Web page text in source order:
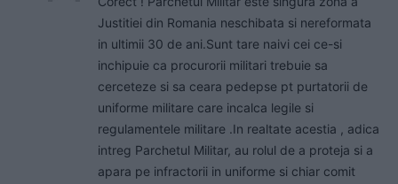
Justitiei din Romania neschibata si nereformata
in ultimii 30 de ani.Sunt tare naivi cei ce-si
inchipuie ca procurorii militari trebuie sa
cerceteze si sa ceara pedepse pt purtatorii de
uniforme militare care incalca legile si
regulamentele militare .In realtate acestia , adica
intreg Parchetul Militar, au rolul de a proteja si a
apara pe infractorii in uniforme si chiar comit